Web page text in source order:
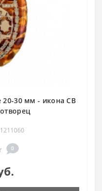
20-30 мм - икона СВ
0